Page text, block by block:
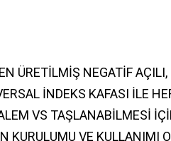
ÜRETİLMİŞ NEGATİF
İNDEKS KAFASI İLE
VS TAŞLANABİLMESİ
KURULUMU VE KULLANIMI